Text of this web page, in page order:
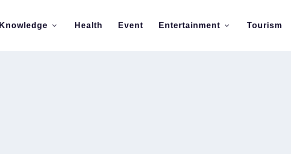
Knowledge Health Event Entertainment Tourism